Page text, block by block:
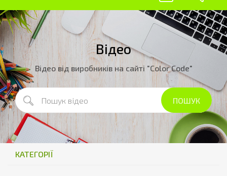
Відео
Відео від виробників на сайті "Color Code"
КАТЕГОРІЇ